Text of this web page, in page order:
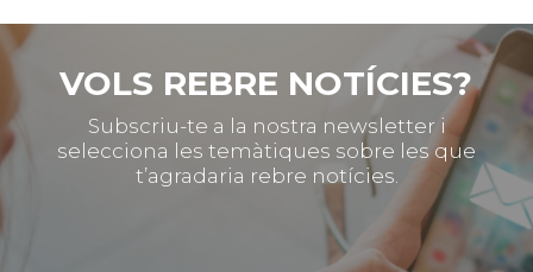
VOLS REBRE NOTÍCIES?
Subscriu-te a la nostra newsletter i
selecciona les temàtiques sobre les que
t’agradaria rebre notícies.